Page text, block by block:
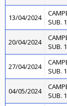
13/04/2024
SUB.
20/04/2024
SUB.
27/04/2024
SUB.
04/05/2024
SUB.